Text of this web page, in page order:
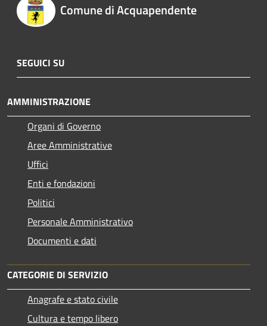
Comune di Acquapendente
SEGUICI SU
AMMINISTRAZIONE
Organi di Governo
Aree Amministrative
Uffici
Enti e fondazioni
Politici
Personale Amministrativo
Documenti e dati
CATEGORIE DI SERVIZIO
Anagrafe e stato civile
Cultura e tempo libero